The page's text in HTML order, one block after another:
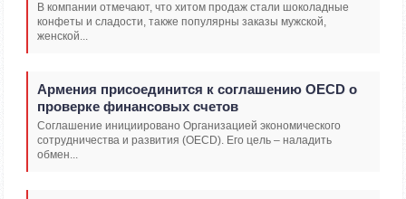
В компании отмечают, что хитом продаж стали шоколадные
конфеты и сладости, также популярны заказы мужской,
женской...
Армения присоединится к соглашению OECD о
проверке финансовых счетов
Соглашение инициировано Организацией экономического
сотрудничества и развития (OECD). Его цель – наладить
обмен...